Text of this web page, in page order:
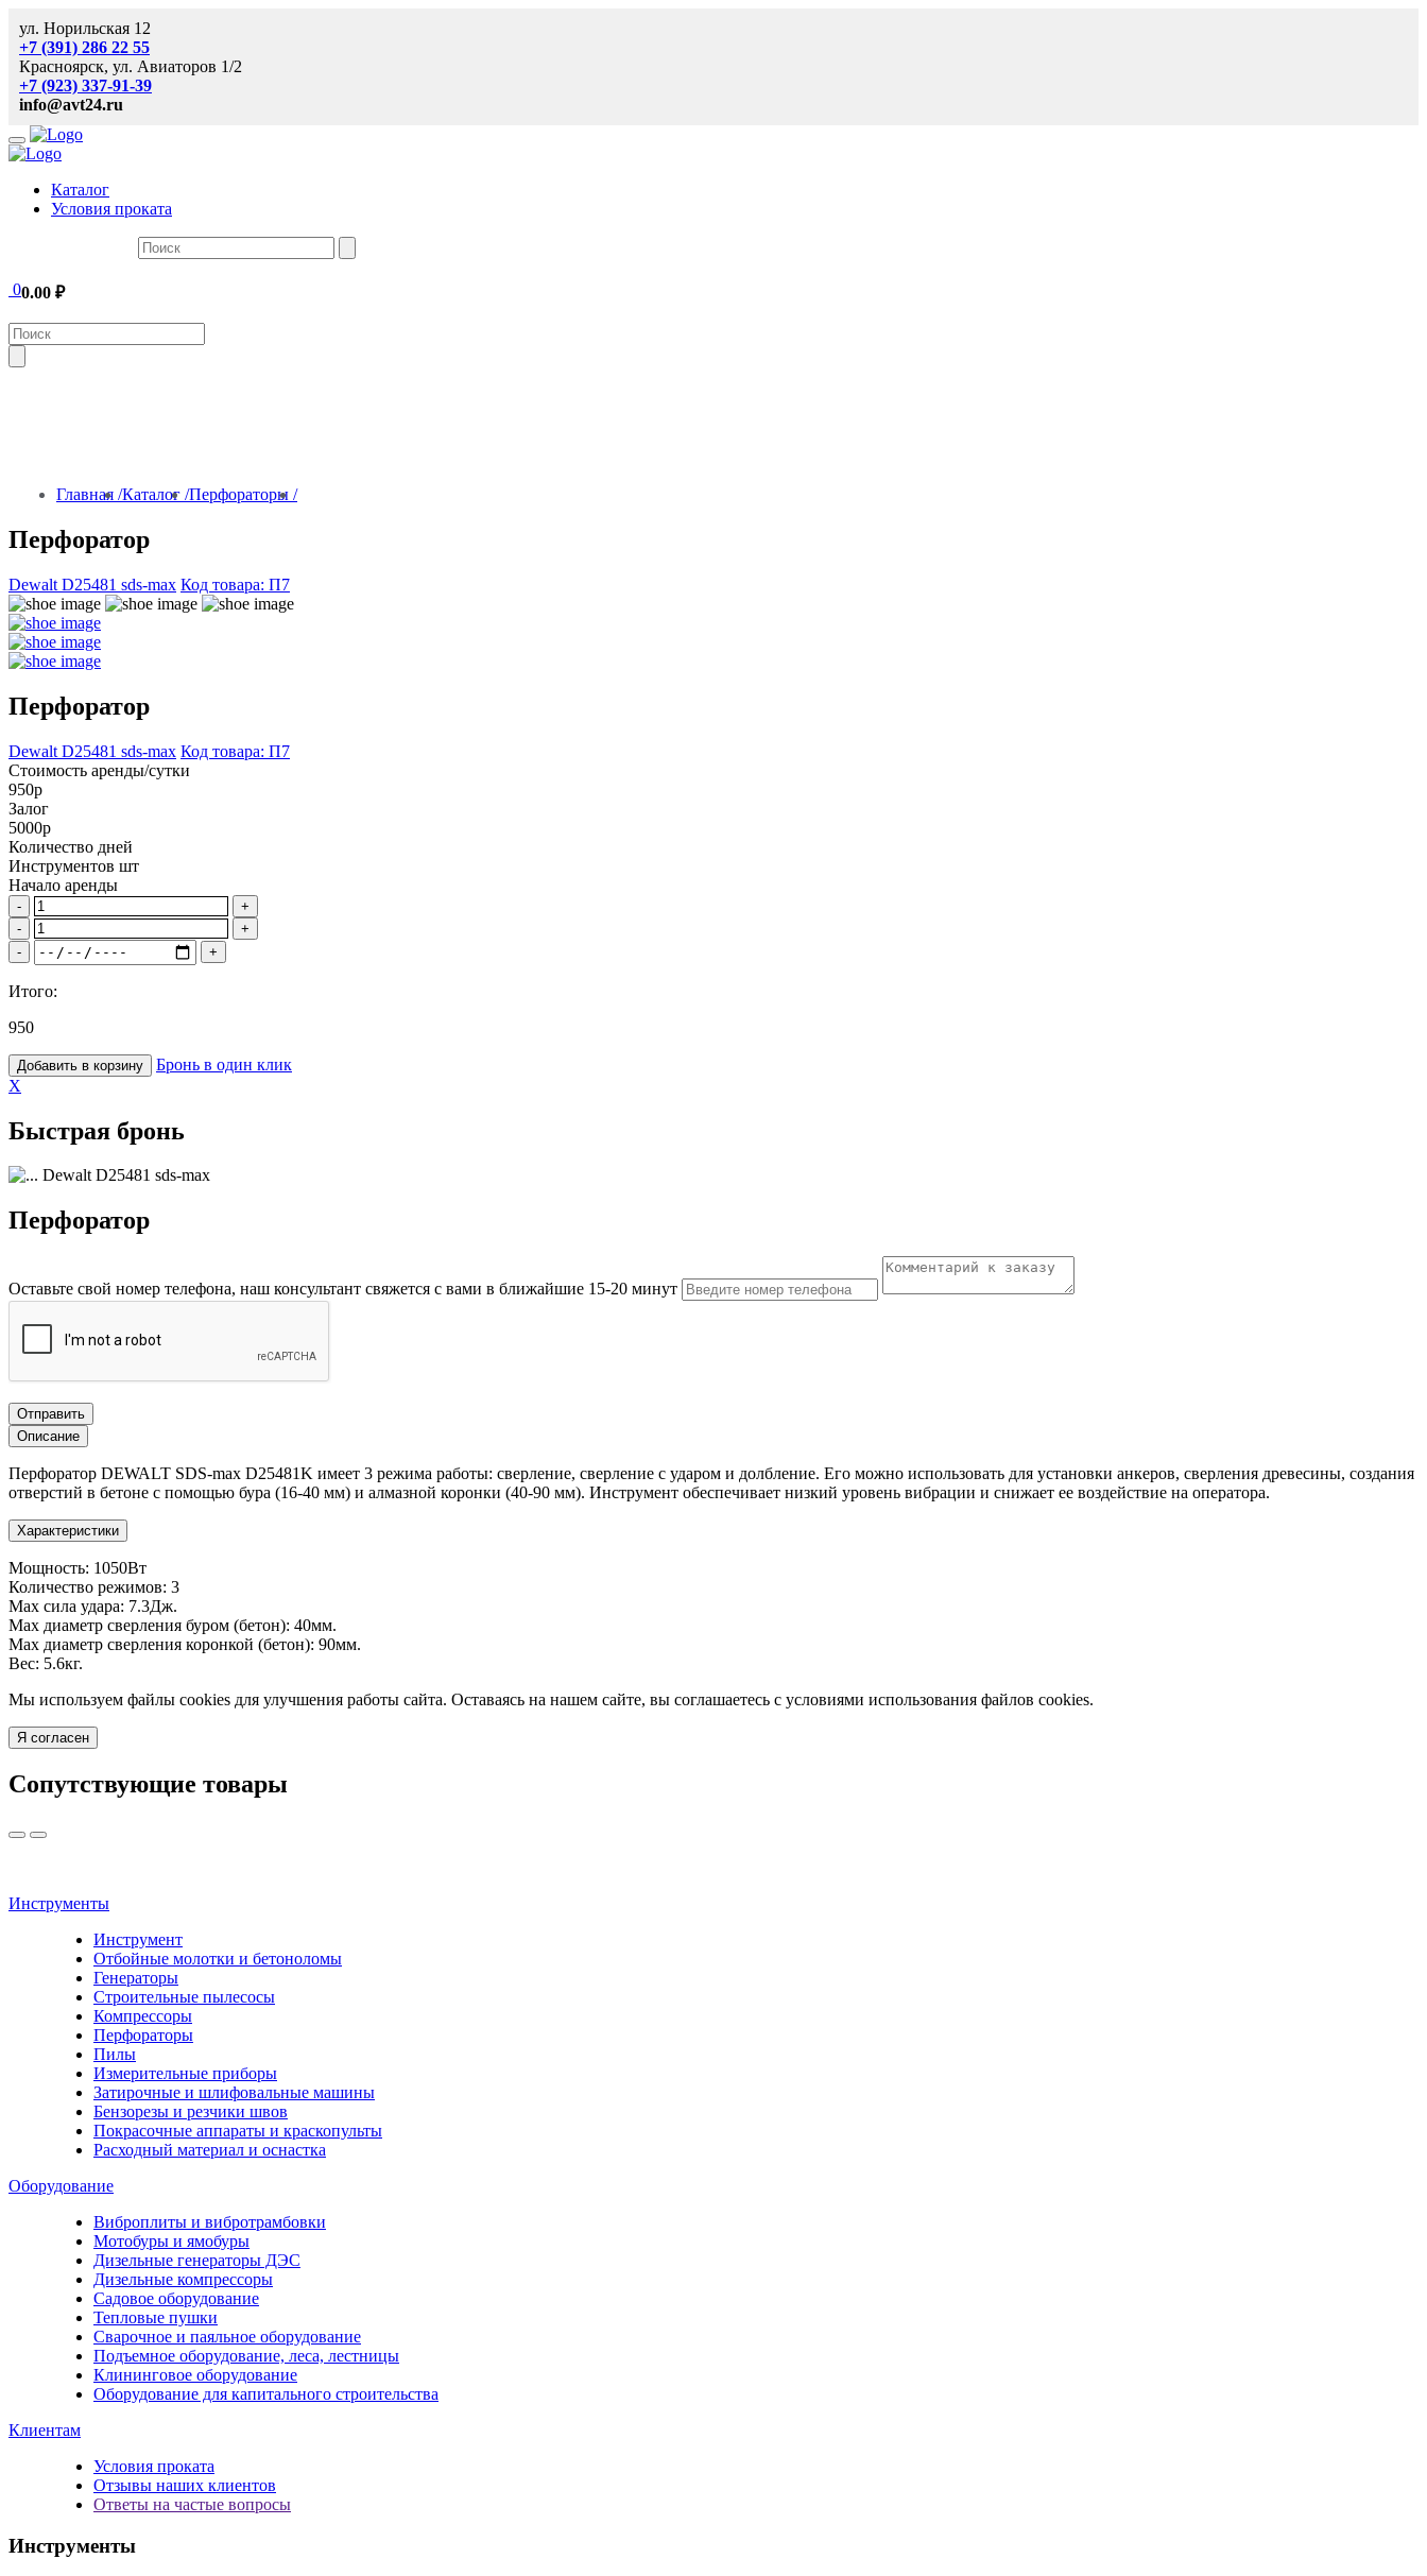
ул. Норильская 12
+7 (391) 286 22 55
Красноярск, ул. Авиаторов 1/2
+7 (923) 337-91-39
info@avt24.ru
Каталог
Условия проката
00.00 ₽
Главная /Каталог /Перфораторы /
Перфоратор
Dewalt D25481 sds-max Код товара: П7
Перфоратор
Dewalt D25481 sds-max Код товара: П7
Стоимость аренды/сутки
950р
Залог
5000р
Количество дней
Инструментов шт
Начало аренды
-
+
-
+
-
+
Итого:
950
Добавить в корзину
Бронь в один клик
X
Быстрая бронь
Dewalt D25481 sds-max
Перфоратор
Оставьте свой номер телефона, наш консультант свяжется с вами в ближайшие 15-20 минут
Отправить
Описание
Перфоратор DEWALT SDS-max D25481K имеет 3 режима работы: сверление, сверление с ударом и долбление. Его можно использовать для установки анкеров, сверления древесины, создания
отверстий в бетоне с помощью бура (16-40 мм) и алмазной коронки (40-90 мм). Инструмент обеспечивает низкий уровень вибрации и снижает ее воздействие на оператора.
Характеристики
Мощность: 1050Вт
Количество режимов: 3
Max сила удара: 7.3Дж.
Max диаметр сверления буром (бетон): 40мм.
Max диаметр сверления коронкой (бетон): 90мм.
Вес: 5.6кг.
Мы используем файлы cookies для улучшения работы сайта. Оставаясь на нашем сайте, вы соглашаетесь с условиями использования файлов cookies.
Я согласен
Сопутствующие товары
Инструменты
Инструмент
Отбойные молотки и бетоноломы
Генераторы
Строительные пылесосы
Компрессоры
Перфораторы
Пилы
Измерительные приборы
Затирочные и шлифовальные машины
Бензорезы и резчики швов
Покрасочные аппараты и краскопульты
Расходный материал и оснастка
Оборудование
Виброплиты и вибротрамбовки
Мотобуры и ямобуры
Дизельные генераторы ДЭС
Дизельные компрессоры
Садовое оборудование
Тепловые пушки
Сварочное и паяльное оборудование
Подъемное оборудование, леса, лестницы
Клининговое оборудование
Оборудование для капитального строительства
Клиентам
Условия проката
Отзывы наших клиентов
Ответы на частые вопросы
Инструменты